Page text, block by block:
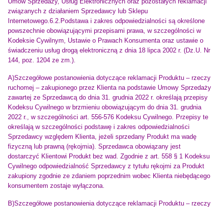
związanych z działaniem Sprzedawcy lub Sklepu
Internetowego.6.2.Podstawa i zakres odpowiedzialności są określone
powszechnie obowiązującymi przepisami prawa, w szczególności w
Kodeksie Cywilnym, Ustawie o Prawach Konsumenta oraz ustawie o
świadczeniu usług drogą elektroniczną z dnia 18 lipca 2002 r. (Dz.U. Nr
144, poz. 1204 ze zm.).
A)Szczegółowe postanowienia dotyczące reklamacji Produktu – rzeczy
ruchomej – zakupionego przez Klienta na podstawie Umowy Sprzedaży
zawartej ze Sprzedawcą do dnia 31. grudnia 2022 r. określają przepisy
Kodeksu Cywilnego w brzmieniu obowiązującym do dnia 31. grudnia
2022 r., w szczególności art. 556-576 Kodeksu Cywilnego. Przepisy te
określają w szczególności podstawę i zakres odpowiedzialności
Sprzedawcy względem Klienta, jeżeli sprzedany Produkt ma wadę
fizyczną lub prawną (rękojmia). Sprzedawca obowiązany jest
dostarczyć Klientowi Produkt bez wad. Zgodnie z art. 558 § 1 Kodeksu
Cywilnego odpowiedzialność Sprzedawcy z tytułu rękojmi za Produkt
zakupiony zgodnie ze zdaniem poprzednim wobec Klienta niebędącego
konsumentem zostaje wyłączona.
B)Szczegółowe postanowienia dotyczące reklamacji Produktu – rzeczy